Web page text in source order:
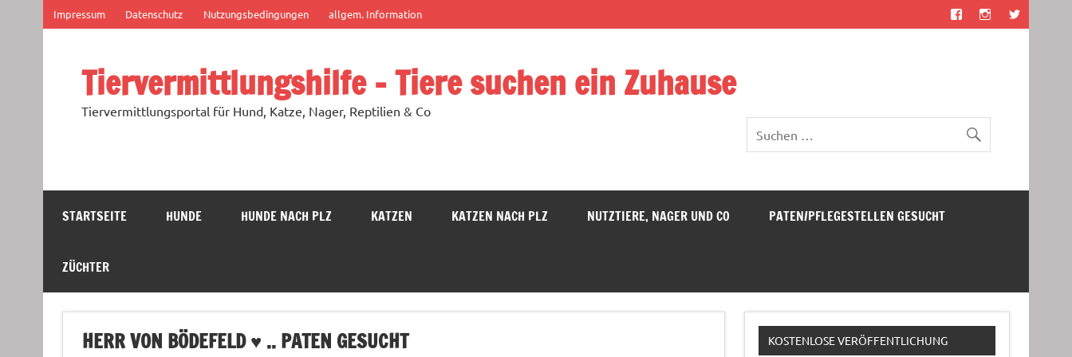
springen
Impressum Datenschutz Nutzungsbedingungen allgem. Information
Tiervermittlungshilfe – Tiere suchen ein Zuhause
Tiervermittlungsportal für Hund, Katze, Nager, Reptilien & Co
STARTSEITE HUNDE HUNDE NACH PLZ KATZEN KATZEN NACH PLZ NUTZTIERE, NAGER UND CO PATEN/PFLEGESTELLEN GESUCHT
ZÜCHTER
HERR VON BÖDEFELD ♥ .. PATEN GESUCHT KOSTENLOSE VERÖFFENTLICHUNG